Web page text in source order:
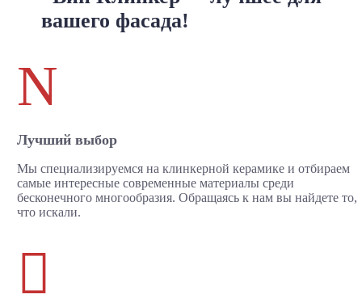
вашего фасада!
N
Лучший выбор
Мы специализируемся на клинкерной керамике и отбираем
самые интересные современные материалы среди
бесконечного многообразия. Обращаясь к нам вы найдете то,
что искали.
